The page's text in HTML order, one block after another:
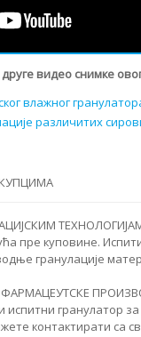
видео снимке
влажног
различитих
пре куповине.
гранулације
испитни гранулатор
контактирати са